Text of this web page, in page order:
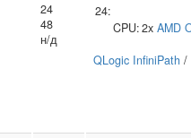
24
48
н/д
24:
CPU:2x AMD
QLogic InfiniPath /